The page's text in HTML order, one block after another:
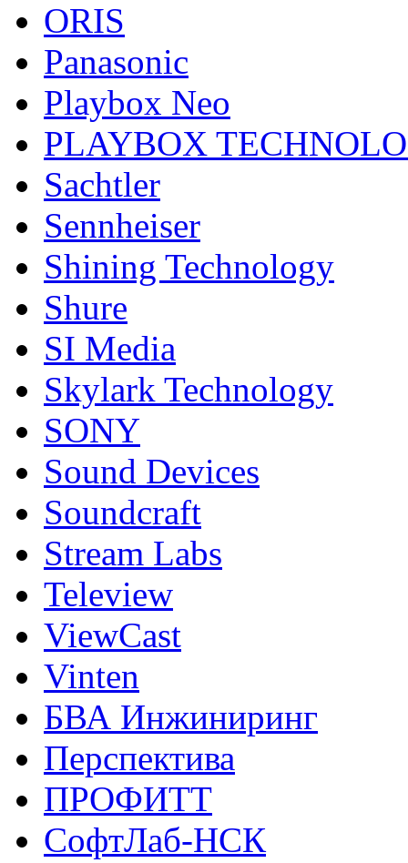
ORIS
Panasonic
Playbox Neo
PLAYBOX
Sachtler
Sennheiser
Shining Technology
Shure
SI Media
Skylark Technology
SONY
Sound Devices
Soundcraft
Stream Labs
Teleview
ViewCast
Vinten
БВА Инжиниринг
Перспектива
ПРОФИТТ
СофтЛаб-НСК